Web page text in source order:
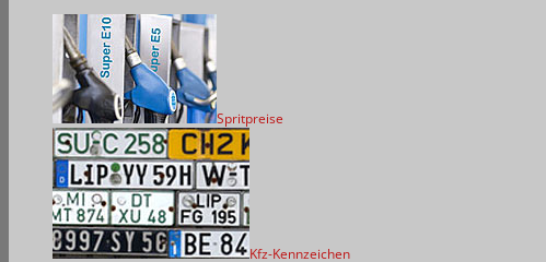
Spritpreise
Kfz-Kennzeichen